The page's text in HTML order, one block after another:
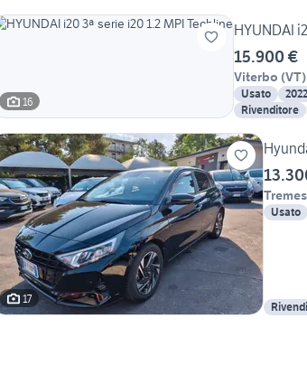
16
HYUNDAI
15.900 €
Viterbo (VT)
Usato 2022
Rivenditore
17
Usato